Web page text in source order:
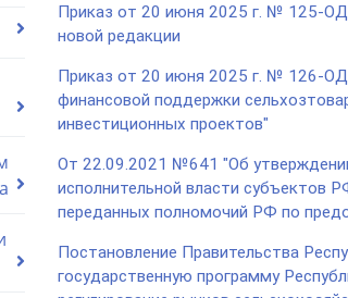
Приказ от 20 июня 2025 г. № 125-
новой редакции
Приказ от 20 июня 2025 г. № 126-
финансовой поддержки
инвестиционных проектов"
От 22.09.2021 №641 "Об
исполнительной власти субъектов
переданных полномочий РФ по
Постановление Правительства
государственную программу